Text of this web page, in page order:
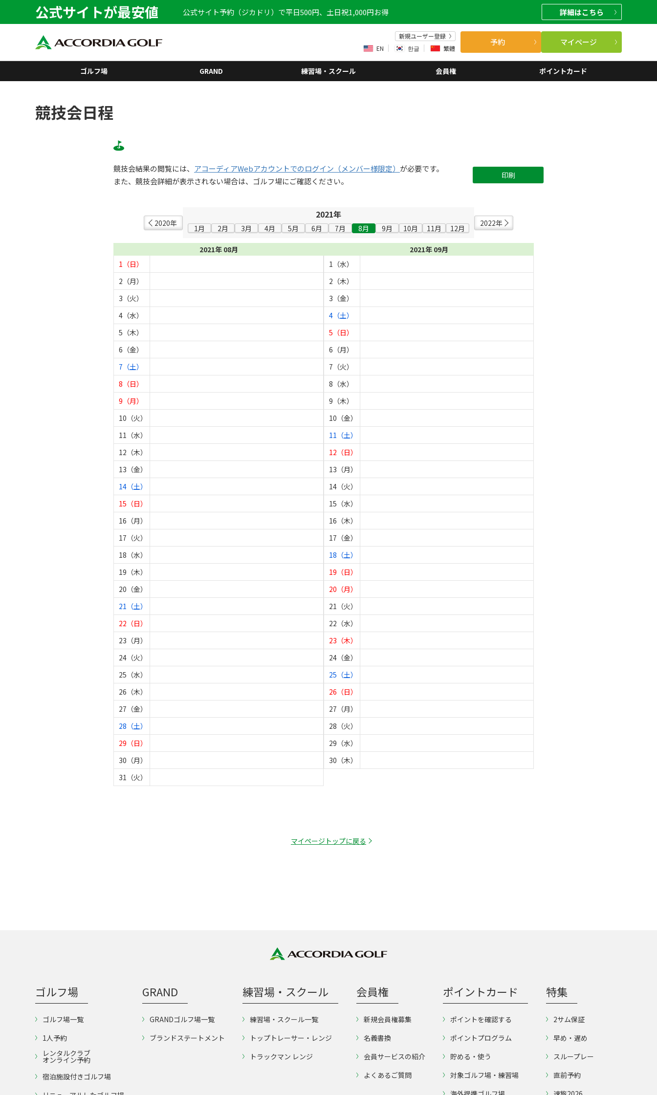
公式サイトが最安値 公式サイト予約（ジカドリ）で平日500円、土日祝1,000円お得 詳細はこちら
新規ユーザー登録
EN
한글 繁體
予約 マイページ
ゴルフ場 GRAND 練習場・スクール 会員権 ポイントカード
競技会日程
競技会結果の閲覧には、 アコーディアWebアカウントでのログイン（メンバー様限定） が必要です。
また、競技会詳細が表示されない場合は、ゴルフ場にご確認ください。
印刷
2020年
2021年
1月 2月 3月 4月 5月 6月 7月 8月 9月 10月 11月 12月
2022年
2021年 08月
1（日）
2（月）
3（火）
4（水）
5（木）
6（金）
7（土）
8（日）
9（月）
10（火）
11（水）
12（木）
13（金）
14（土）
15（日）
16（月）
17（火）
18（水）
19（木）
20（金）
21（土）
22（日）
23（月）
24（火）
25（水）
26（木）
27（金）
28（土）
29（日）
30（月）
31（火）
2021年 09月
1（水）
2（木）
3（金）
4（土）
5（日）
6（月）
7（火）
8（水）
9（木）
10（金）
11（土）
12（日）
13（月）
14（火）
15（水）
16（木）
17（金）
18（土）
19（日）
20（月）
21（火）
22（水）
23（木）
24（金）
25（土）
26（日）
27（月）
28（火）
29（水）
30（木）
マイページトップに戻る
ゴルフ場
ゴルフ場一覧
1人予約
レンタルクラブ
オンライン予約
宿泊施設付きゴルフ場
GRAND
GRANDゴルフ場一覧
ブランドステートメント
練習場・スクール
練習場・スクール一覧
トップトレーサー・レンジ
トラックマン レンジ
会員権
新規会員権募集
名義書換
会員サービスの紹介
よくあるご質問
ポイントカード
ポイントを確認する
ポイントプログラム
貯める・使う
対象ゴルフ場・練習場
特集
2サム保証
早め・遅め
スループレー
直前予約